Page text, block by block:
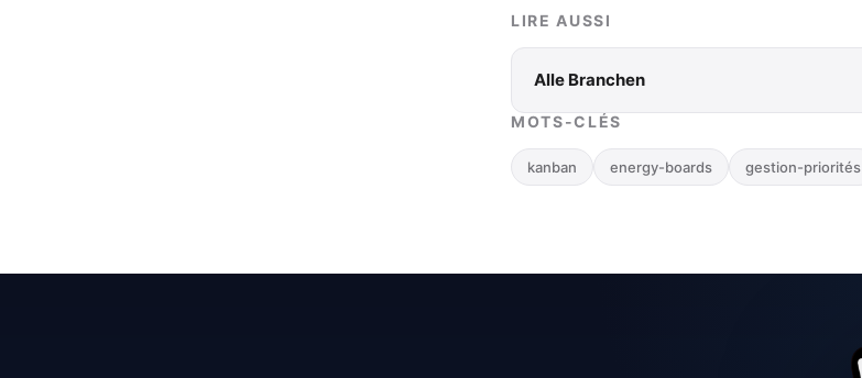
LIRE AUSSI
Alle Branchen
MOTS-CLÉS
kanban energy-boards gestion-priorités